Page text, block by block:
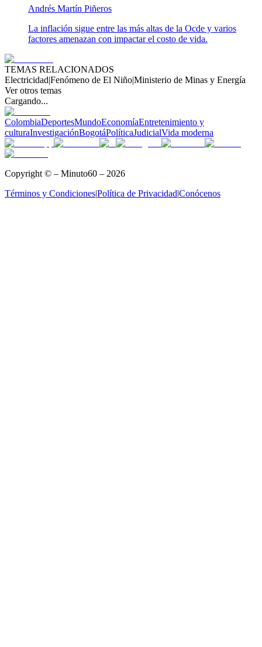
Andrés Martín Piñeros
La inflación sigue entre las más altas de la Ocde y varios
factores amenazan con impactar el costo de vida.
TEMAS RELACIONADOS
Electricidad|Fenómeno de El Niño|Ministerio de Minas y Energía
Ver otros temas
Cargando...
ColombiaDeportesMundoEconomíaEntretenimiento y
culturaInvestigaciónBogotáPolíticaJudicialVida moderna
Copyright © – Minuto60 – 2026
Términos y Condiciones|Política de Privacidad|Conócenos